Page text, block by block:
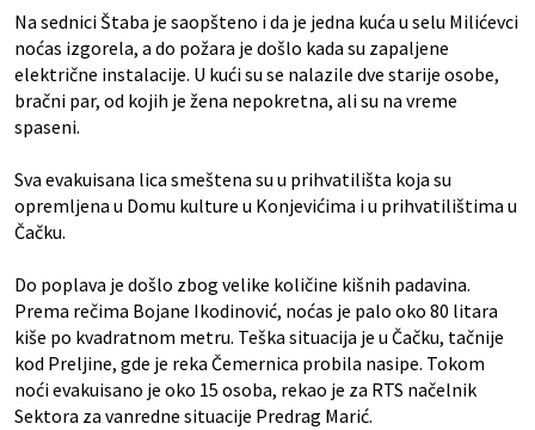
Na sednici Štaba je saopšteno i da je jedna kuća u selu Milićevci
noćas izgorela, a do požara je došlo kada su zapaljene
električne instalacije. U kući su se nalazile dve starije osobe,
bračni par, od kojih je žena nepokretna, ali su na vreme
spaseni.
Sva evakuisana lica smeštena su u prihvatilišta koja su
opremljena u Domu kulture u Konjevićima i u prihvatilištima u
Čačku.
Do poplava je došlo zbog velike količine kišnih padavina.
Prema rečima Bojane Ikodinović, noćas je palo oko 80 litara
kiše po kvadratnom metru. Teška situacija je u Čačku, tačnije
kod Preljine, gde je reka Čemernica probila nasipe. Tokom
noći evakuisano je oko 15 osoba, rekao je za RTS načelnik
Sektora za vanredne situacije Predrag Marić.